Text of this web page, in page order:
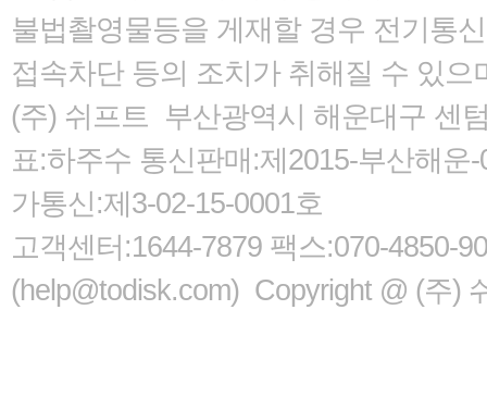
불법촬영물등을 게재할 경우 전기통
접속차단 등의 조치가 취해질 수 있으
(주) 쉬프트 부산광역시 해운대구 센
표:하주수 통신판매:제2015-부산해
가통신:제3-02-15-0001호
고객센터:1644-7879 팩스:070-4850-
(help@todisk.com) Copyright @ (주)